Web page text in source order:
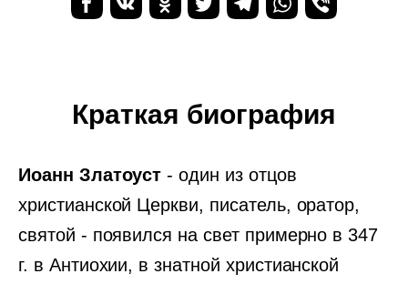
Краткая биография
Иоанн Златоуст - один из отцов
христианской Церкви, писатель, оратор,
святой - появился на свет примерно в 347
г. в Антиохии, в знатной христианской